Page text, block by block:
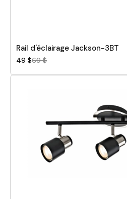
Rail d'éclairage Jackson-3BT
49 $69 $